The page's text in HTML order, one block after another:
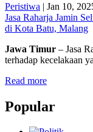
Peristiwa | Jan 10,
Jasa Raharja Jamin
di Kota Batu, Malang
Jawa Timur – Jasa
terhadap kecelakaan
Read more
Popular